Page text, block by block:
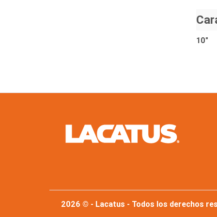
10"
2026 © - Lacatus - Todos los derechos